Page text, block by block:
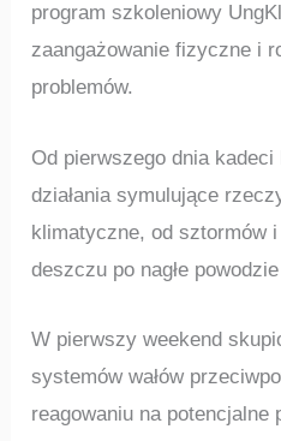
program szkoleniowy
zaangażowanie fizyczne i
problemów.
Od pierwszego dnia
działania symulujące
klimatyczne, od sztormów
deszczu po nagłe
W pierwszy weekend
systemów wałów
reagowaniu na potencjalne